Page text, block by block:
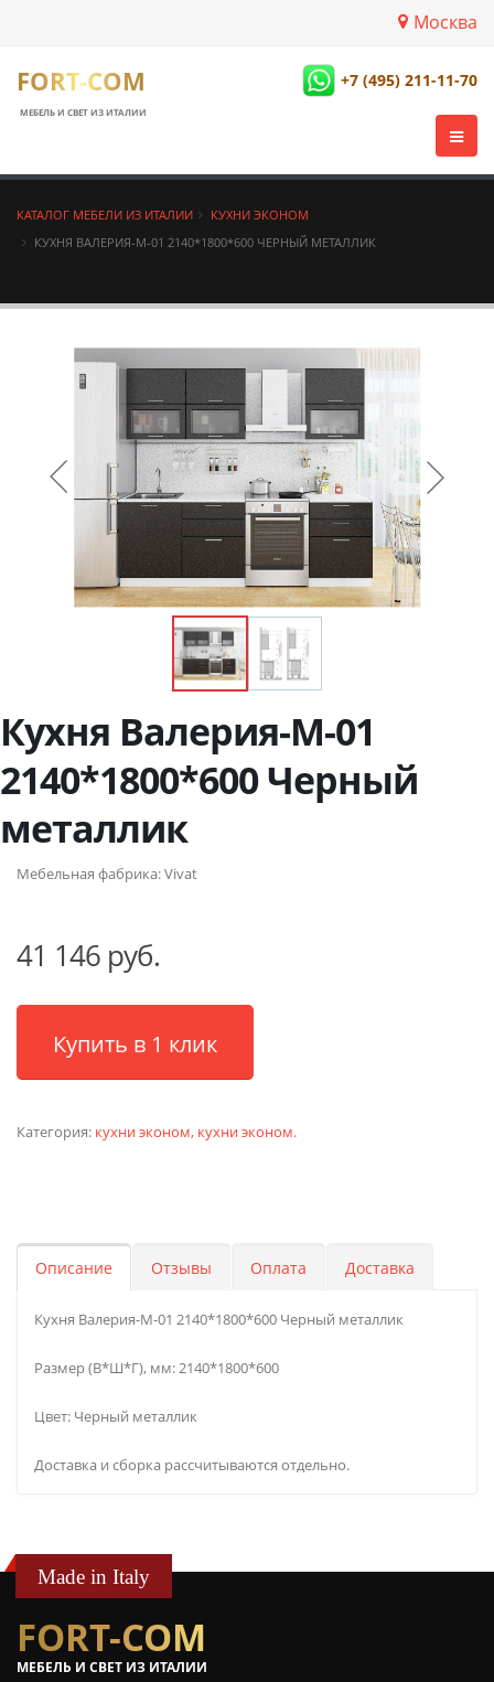
Москва
FORT-COM
МЕБЕЛЬ И СВЕТ ИЗ ИТАЛИИ
+7 (495) 211-11-70
КАТАЛОГ МЕБЕЛИ ИЗ ИТАЛИИ
КУХНИ ЭКОНОМ
КУХНЯ ВАЛЕРИЯ-М-01 2140*1800*600 ЧЕРНЫЙ МЕТАЛЛИК
Кухня Валерия-М-01
2140*1800*600 Черный
металлик
Мебельная фабрика:Vivat
41 146 руб.
Купить в 1 клик
Категория: кухни эконом, кухни эконом.
Описание Отзывы Оплата Доставка
Кухня Валерия-М-01 2140*1800*600 Черный металлик
Размер (В*Ш*Г), мм: 2140*1800*600
Цвет: Черный металлик
Доставка и сборка рассчитываются отдельно.
Made in Italy
FORT-COM
МЕБЕЛЬ И СВЕТ ИЗ ИТАЛИИ